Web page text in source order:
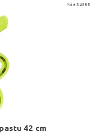
Kód:34885
42 cm